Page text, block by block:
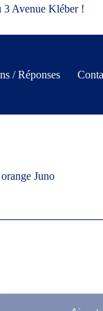
3 Avenue Kléber !
/ Réponses
Juno